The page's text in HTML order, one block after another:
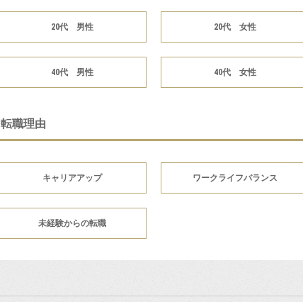
20代 男性 20代 女性
40代 男性 40代 女性
転職理由
キャリアアップ ワークライフバランス
未経験からの転職